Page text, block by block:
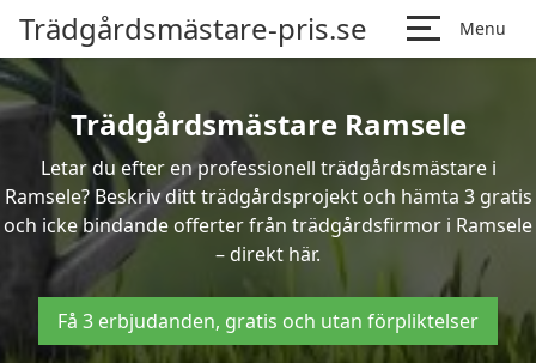
Trädgårdsmästare-pris.se Menu
Trädgårdsmästare Ramsele
Letar du efter en professionell trädgårdsmästare i
Ramsele? Beskriv ditt trädgårdsprojekt och hämta 3 gratis
och icke bindande offerter från trädgårdsfirmor i Ramsele
– direkt här.
Få 3 erbjudanden, gratis och utan förpliktelser